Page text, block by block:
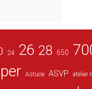
24 26 28 650
Astuce ASVP atelier